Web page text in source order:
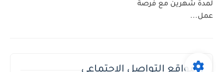
لمدة شهرين مع فرصة
عمل...